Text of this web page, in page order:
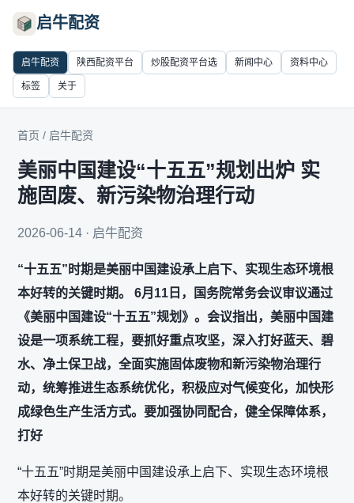
启牛配资
启牛配资 陕西配资平台 炒股配资平台选 新闻中心 资料中心
标签 关于
首页 / 启牛配资
美丽中国建设“十五五”规划出炉 实
施固废、新污染物治理行动
2026-06-14 · 启牛配资
“十五五”时期是美丽中国建设承上启下、实现生态环境根
本好转的关键时期。 6月11日，国务院常务会议审议通过
《美丽中国建设“十五五”规划》。会议指出，美丽中国建
设是一项系统工程，要抓好重点攻坚，深入打好蓝天、碧
水、净土保卫战，全面实施固体废物和新污染物治理行
动，统筹推进生态系统优化，积极应对气候变化，加快形
成绿色生产生活方式。要加强协同配合，健全保障体系，
打好
“十五五”时期是美丽中国建设承上启下、实现生态环境根
本好转的关键时期。